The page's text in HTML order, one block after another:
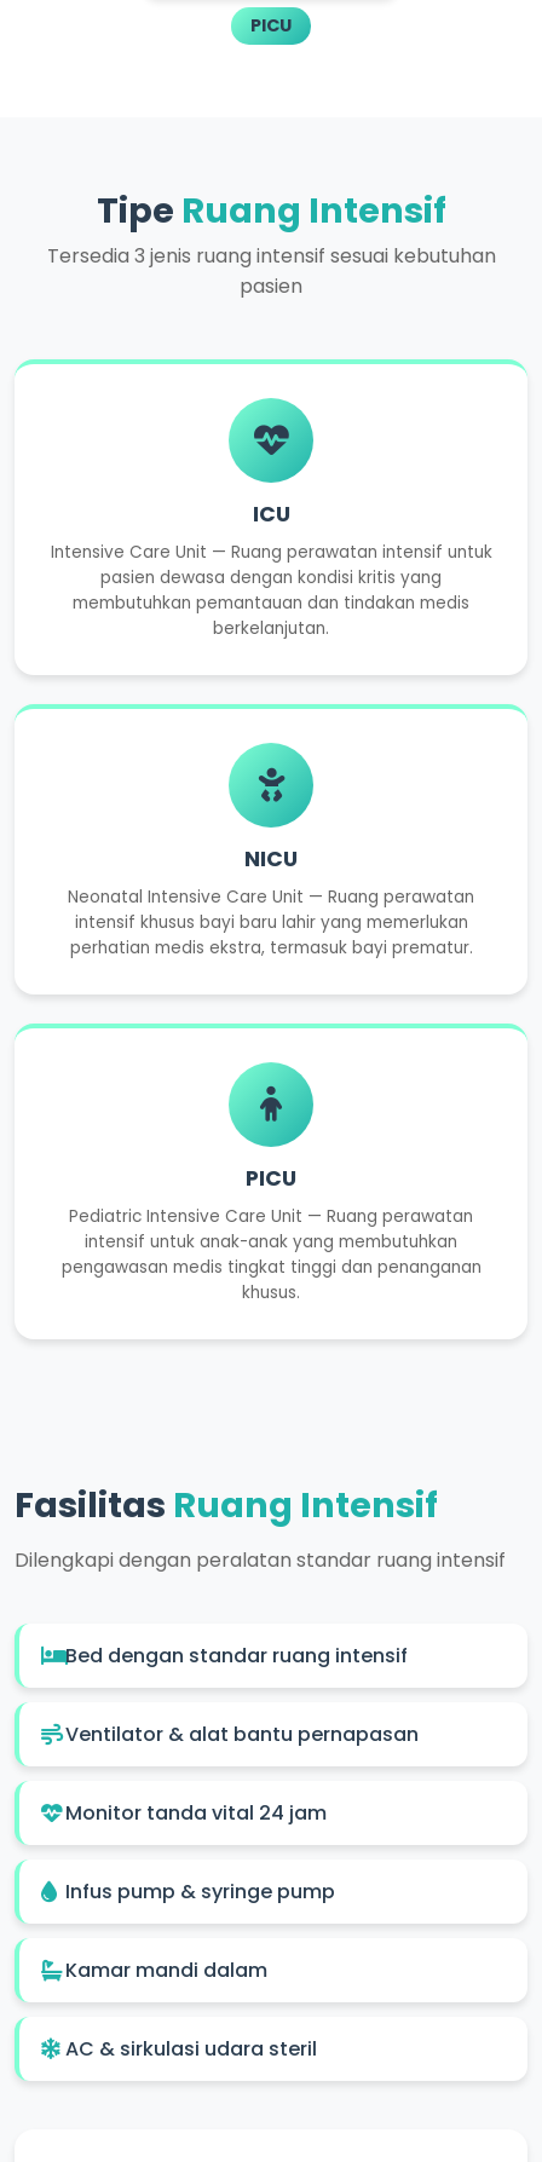
PICU
Tipe Ruang Intensif
Tersedia 3 jenis ruang intensif sesuai kebutuhan
pasien
ICU
Intensive Care Unit — Ruang perawatan intensif untuk
pasien dewasa dengan kondisi kritis yang
membutuhkan pemantauan dan tindakan medis
berkelanjutan.
NICU
Neonatal Intensive Care Unit — Ruang perawatan
intensif khusus bayi baru lahir yang memerlukan
perhatian medis ekstra, termasuk bayi prematur.
PICU
Pediatric Intensive Care Unit — Ruang perawatan
intensif untuk anak-anak yang membutuhkan
pengawasan medis tingkat tinggi dan penanganan
khusus.
Fasilitas Ruang Intensif
Dilengkapi dengan peralatan standar ruang intensif
Bed dengan standar ruang intensif
Ventilator & alat bantu pernapasan
Monitor tanda vital 24 jam
Infus pump & syringe pump
Kamar mandi dalam
AC & sirkulasi udara steril